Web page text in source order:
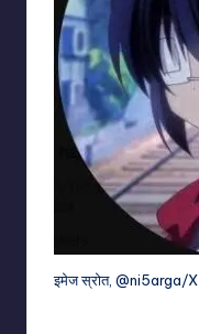
इमेज स्रोत, @ni5arga/X